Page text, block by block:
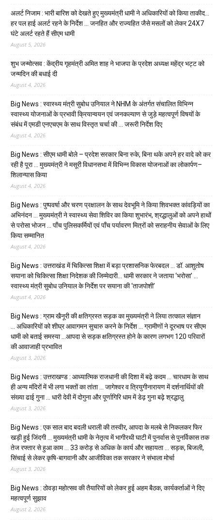
अलर्ट निजाम : भारी बारिश को देखते हुए मुख्यमंत्री धामी ने अधिकारियों को किया ताकीद…
हर पल हाई अलर्ट रहने के निर्देश … जनहित और राज्यहित जैसे मसलों को लेकर 24X7
घंटे अलर्ट रहते हैं सीएम धामी
August 5, 2026
शुभ जन्मोत्सव : केंद्रीय गृहमंत्री अमित शाह ने भाजपा के प्रदेश अध्यक्ष महेंद्र भट्ट को
जन्मदिन की बधाई दी
August 4, 2026
Big News : स्वास्थ्य मंत्री सुबोध उनियाल ने NHM के अंतर्गत संचालित विभिन्न
स्वास्थ्य योजनाओं के प्रभावी क्रियान्वयन एवं जनकल्याण से जुड़े महत्वपूर्ण विषयों के
संबंध में एमडी एनएचएम के साथ विस्तृत चर्चा की … जरूरी निर्देश दिए
August 4, 2026
Big News : सीएम धामी बोले – प्रदेश सरकार बिना रुके, बिना थके अपने हर वादे को कर
रही है पूरा … मुख्यमंत्री ने मसूरी विधानसभा में विभिन्न विकास योजनाओं का लोकार्पण–
शिलान्यास किया
August 4, 2026
Big News : पुष्पवर्षा और चरण प्रक्षालन के साथ देवभूमि ने किया शिवभक्त कांवड़ियों का
अभिनंदन … मुख्यमंत्री ने स्वास्थ्य सेवा शिविर का किया शुभारंभ, श्रद्धालुओं को अपने हाथों
से परोसा भोजन … पाँच पुलिसकर्मियों एवं पाँच पर्यावरण मित्रों को सराहनीय सेवाओं के लिए
किया सम्मानित
August 4, 2026
Big News : उत्तराखंड में चिकित्सा शिक्षा में बड़ा प्रशासनिक फेरबदल … डॉ. आशुतोष
सयाना को चिकित्सा शिक्षा निदेशक की जिम्मेदारी… धामी सरकार ने जताया ‘भरोसा’ …
स्वास्थ्य मंत्री सुबोध उनियाल के निर्देश पर सयाना की ‘ताजपोशी’
August 4, 2026
Big News : ग्राम खैनूरी की क्षतिग्रस्त सड़क का मुख्यमंत्री ने लिया तत्काल संज्ञान
… अधिकारियों को शीघ्र आवागमन सुचारु करने के निर्देश … ग्रामीणों ने दूरभाष पर सीएम
धामी को बताई समस्या …आपदा से सड़क क्षतिग्रस्त होने के कारण लगभग 120 परिवारों
की आवाजाही प्रभावित
August 3, 2026
Big News : उत्तराखण्ड : आध्यात्मिक राजधानी की दिशा में बढ़े कदम … चारधाम के साथ
ही अन्य मंदिरों में भी लगा भक्तों का तांता … जागेश्वर व त्रियुगीनारायण में दर्शनार्थियों की
संख्या ढाई गुना … धारी देवी में दोगुना और पूर्णागिरि धाम में डेढ़ गुना बढ़े श्रद्धालु
August 3, 2026
Big News : एक साल बाद बदली धराली की तस्वीर, आपदा के मलबे से निकलकर फिर
खड़ी हुई जिंदगी … मुख्यमंत्री धामी के नेतृत्व में भागीरथी घाटी में पुनर्वास से पुनर्विकास तक
तेज रफ्तार से हुआ काम … ₹33 करोड़ से अधिक के कार्य और सहायता … सड़क, बिजली,
सिंचाई से लेकर कृषि-बागवानी और आजीविका तक सरकार ने संभाला मोर्चा
August 3, 2026
Big News : ठोवड़ा महोत्सव की तैयारियों को लेकर हुई अहम बैठक, कार्यकर्ताओं ने दिए
महत्वपूर्ण सुझाव
August 2, 2026